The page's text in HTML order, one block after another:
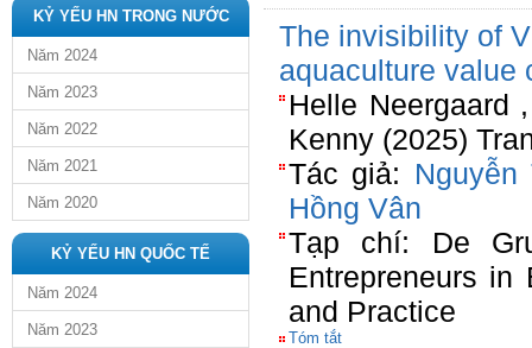
KỶ YẾU HN TRONG NƯỚC
Năm 2024
Năm 2023
Năm 2022
Năm 2021
Năm 2020
KỶ YẾU HN QUỐC TẾ
Năm 2024
Năm 2023
The invisibility of
aquaculture value
Helle Neergaard
Kenny (2025)
Tác giả:
Hồng Vân
Tạp chí: De
Entrepreneurs in
and Practice
Tóm tắt